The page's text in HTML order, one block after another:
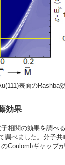
表面のRashba
効果
相関の効果を調べ
べました。分子
Coulombギャップ